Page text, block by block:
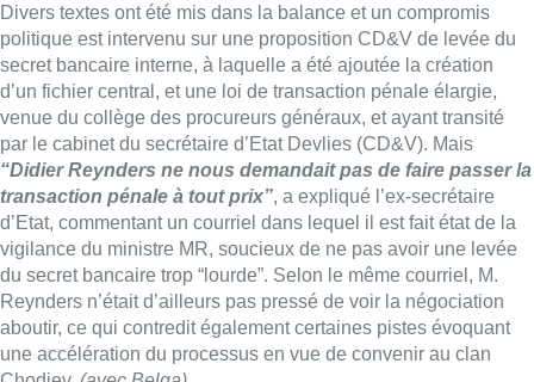
Divers textes ont été mis dans la balance et un compromis
politique est intervenu sur une proposition CD&V de levée du
secret bancaire interne, à laquelle a été ajoutée la création
d’un fichier central, et une loi de transaction pénale élargie,
venue du collège des procureurs généraux, et ayant transité
par le cabinet du secrétaire d’Etat Devlies (CD&V). Mais
“Didier Reynders ne nous demandait pas de faire passer la
transaction pénale à tout prix”, a expliqué l’ex-secrétaire
d’Etat, commentant un courriel dans lequel il est fait état de la
vigilance du ministre MR, soucieux de ne pas avoir une levée
du secret bancaire trop “lourde”. Selon le même courriel, M.
Reynders n’était d’ailleurs pas pressé de voir la négociation
aboutir, ce qui contredit également certaines pistes évoquant
une accélération du processus en vue de convenir au clan